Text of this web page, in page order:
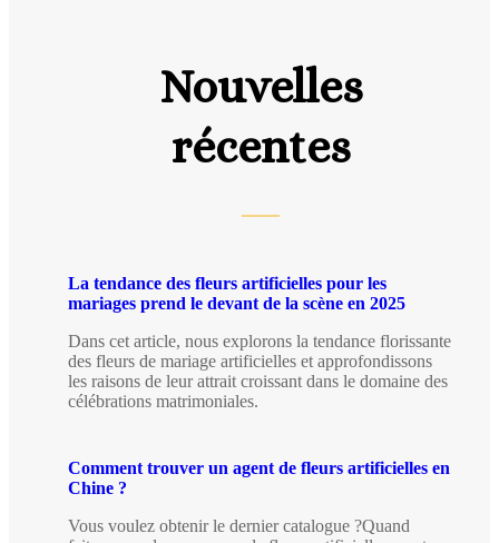
Nouvelles
récentes
La tendance des fleurs artificielles pour les
mariages prend le devant de la scène en 2025
Dans cet article, nous explorons la tendance florissante
des fleurs de mariage artificielles et approfondissons
les raisons de leur attrait croissant dans le domaine des
célébrations matrimoniales.
Comment trouver un agent de fleurs artificielles en
Chine ?
Vous voulez obtenir le dernier catalogue ?Quand